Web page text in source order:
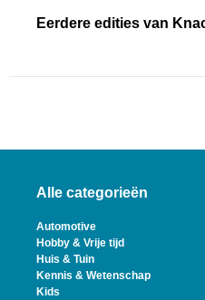
Eerdere edities van
Alle categorieën
Automotive
Hobby & Vrije tijd
Huis & Tuin
Kennis & Wetenschap
Kids